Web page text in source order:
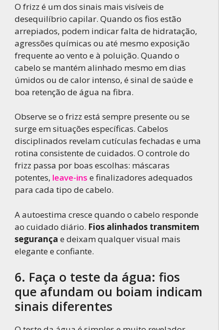
O frizz é um dos sinais mais visíveis de
desequilíbrio capilar. Quando os fios estão
arrepiados, podem indicar falta de hidratação,
agressões químicas ou até mesmo exposição
frequente ao vento e à poluição. Quando o
cabelo se mantém alinhado mesmo em dias
úmidos ou de calor intenso, é sinal de saúde e
boa retenção de água na fibra.
Observe se o frizz está sempre presente ou se
surge em situações específicas. Cabelos
disciplinados revelam cutículas fechadas e uma
rotina consistente de cuidados. O controle do
frizz passa por boas escolhas: máscaras
potentes, leave-ins e finalizadores adequados
para cada tipo de cabelo.
A autoestima cresce quando o cabelo responde
ao cuidado diário. Fios alinhados transmitem
segurança e deixam qualquer visual mais
elegante e confiante.
6. Faça o teste da água: fios
que afundam ou boiam indicam
sinais diferentes